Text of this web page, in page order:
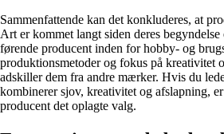
Sammenfattende kan det konkluderes, at
Art er kommet langt siden deres begyndelse
førende producent inden for hobby- og
produktionsmetoder og fokus på kreativitet
adskiller dem fra andre mærker. Hvis du
kombinerer sjov, kreativitet og afslapning,
producent det oplagte valg.